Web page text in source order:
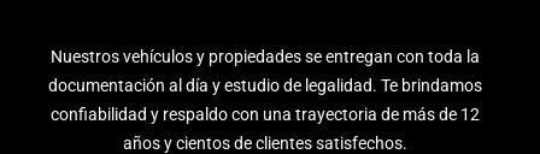
Nuestros vehículos y propiedades se entregan con toda la
documentación al día y estudio de legalidad. Te brindamos
confiabilidad y respaldo con una trayectoria de más de 12
años y cientos de clientes satisfechos.